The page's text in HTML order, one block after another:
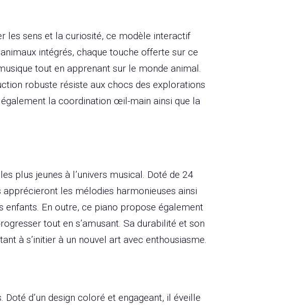
les sens et la curiosité, ce modèle interactif
intégrés, chaque touche offerte sur ce
tout en apprenant sur le monde animal.
robuste résiste aux chocs des explorations
la coordination œil-main ainsi que la
plus jeunes à l’univers musical. Doté de 24
les mélodies harmonieuses ainsi
En outre, ce piano propose également
tout en s’amusant. Sa durabilité et son
à s’initier à un nouvel art avec enthousiasme.
d’un design coloré et engageant, il éveille